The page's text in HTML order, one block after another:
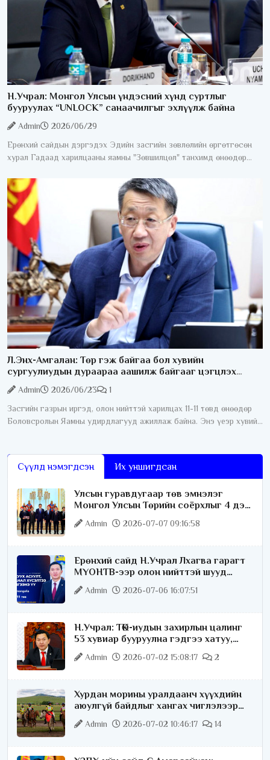
Н.Учрал: Монгол Улсын үндэсний хүнд суртлыг
бууруулах “UNLOCK” санаачилгыг эхлүүлж байна
Admin
2026/06/29
Ерөнхий сайдын дэргэдэх Эдийн засгийн зөвлөлийн өргөтгөсөн
хурал Гадаад харилцааны яамны "Зөвшилцөл" танхимд өнөөдөр
Л.Энх-Амгалан: Төр гэж байгаа бол хувийн
сургуулиудын дураараа аашилж байгааг цэгцлэх
Admin 2026/06/23
1
Засгийн газрын иргэд, олон нийттэй харилцах 11-11 төвд өнөөдөр
Боловсролын Яамны удирдлагууд ажиллаж байна. Энэ үеэр хувийн
Сүүлд нэмэгдсэн Их уншигдсан
Улсын гуравдугаар төв эмнэлэг
Монгол Улсын Төрийн соёрхлыг 4 дэх
Admin 2026-07-07 09:16:58
Ерөнхий сайд Н.Учрал Лхагва гарагт
МҮОНТВ-ээр олон нийттэй шууд
Admin 2026-07-06 16:07:51
Н.Учрал: ТӨК-иудын захирлын цалинг
53 хувиар бууруулна гэдгээ хатуу,
Admin 2026-07-02 15:08:17 2
Хурдан морины уралдаанч хүүхдийн
аюулгүй байдлыг хангах чиглэлээр
Admin 2026-07-02 10:46:17 14